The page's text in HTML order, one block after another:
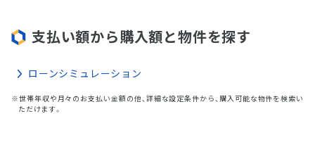
支払い額から購入額と物件を探す
ローンシミュレーション
※世帯年収や月々のお支払い金額の他、詳細な設定条件から、購入可能な物件を検索い
ただけます。